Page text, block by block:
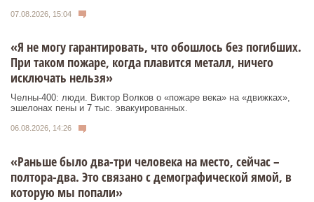
07.08.2026, 15:04
«Я не могу гарантировать, что обошлось без погибших.
При таком пожаре, когда плавится металл, ничего
исключать нельзя»
Челны-400: люди. Виктор Волков о «пожаре века» на «движках»,
эшелонах пены и 7 тыс. эвакуированных.
06.08.2026, 14:26
«Раньше было два-три человека на место, сейчас –
полтора-два. Это связано с демографической ямой, в
которую мы попали»